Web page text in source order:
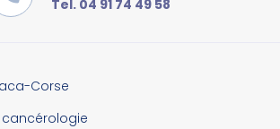
Tel. 04 91 74 49 58
Corse
cancérologie